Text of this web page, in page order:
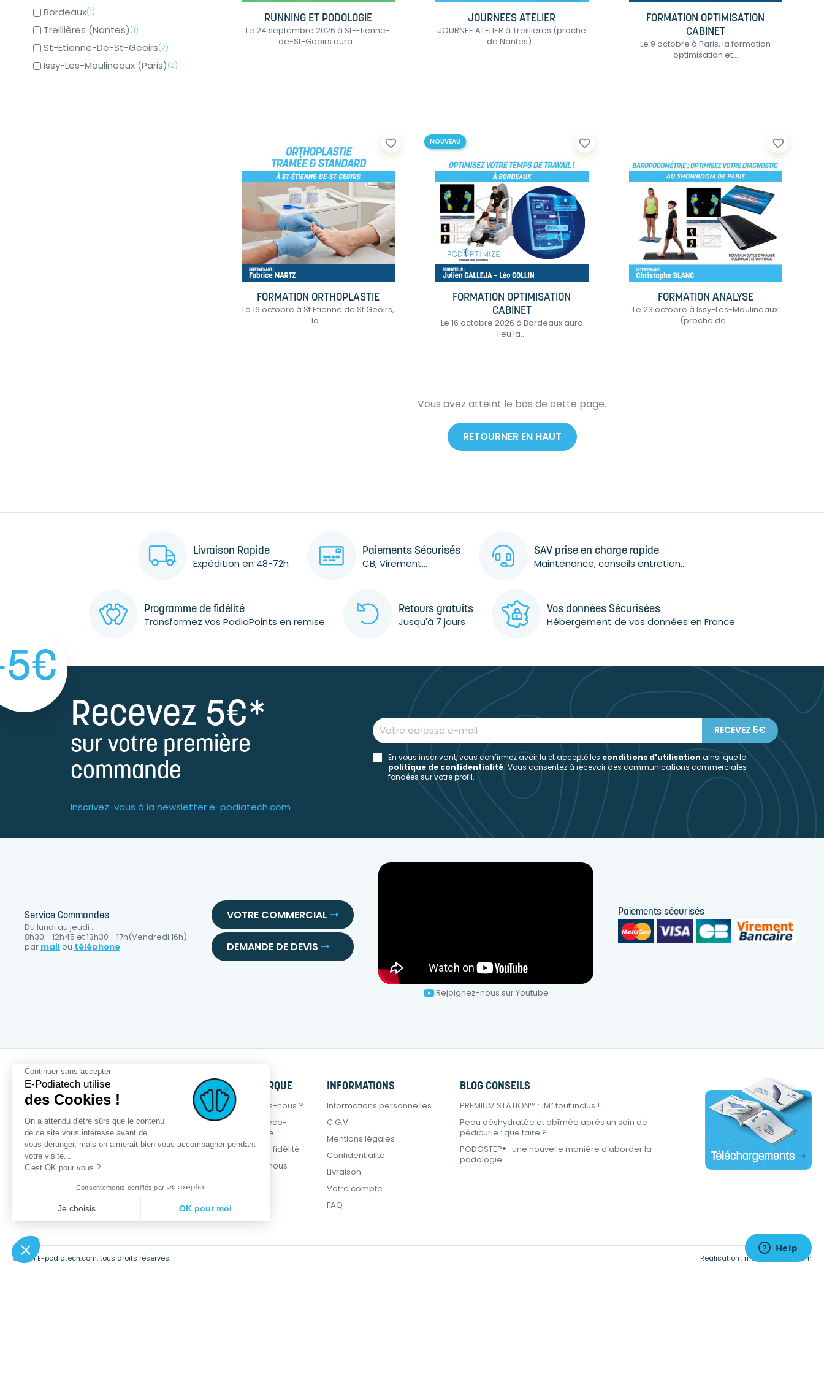
Bordeaux(1)
Treillières (Nantes)(1)
St-Etienne-De-St-Geoirs(2)
Issy-Les-Moulineaux (Paris)(2)
RUNNING ET PODOLOGIE
Le 24 septembre 2026 à St-Etienne-
de-St-Geoirs aura...
JOURNEES ATELIER
JOURNEE ATELIER à Treillières (proche
de Nantes)...
FORMATION OPTIMISATION
CABINET
Le 9 octobre à Paris, la formation
optimisation et...
favorite_border
FORMATION ORTHOPLASTIE
Le 16 octobre à St Etienne de St Geoirs,
la...
favorite_border
FORMATION OPTIMISATION
CABINET
Le 16 octobre 2026 à Bordeaux aura
lieu la...
NOUVEAU favorite_border
FORMATION ANALYSE
Le 23 octobre à Issy-Les-Moulineaux
(proche de...
Vous avez atteint le bas de cette page.
RETOURNER EN HAUT
Livraison Rapide
Expédition en 48-72h
Paiements Sécurisés
CB, Virement...
SAV prise en charge rapide
Maintenance, conseils entretien...
Programme de fidélité
Transformez vos PodiaPoints en remise
Retours gratuits
Jusqu'à 7 jours
Vos données Sécurisées
Hébergement de vos données en France
Recevez 5€*
sur votre première
commande
Inscrivez-vous à la newsletter e-podiatech.com
En vous inscrivant, vous confirmez avoir lu et accepté les conditions d'utilisation ainsi que la
politique de confidentialité. Vous consentez à recevoir des communications commerciales
fondées sur votre profil.
Service Commandes
Du lundi au jeudi :
8h30 - 12h45 et 13h30 - 17h(Vendredi 16h)
par mail ou téléphone
VOTRE COMMERCIAL
DEMANDE DE DEVIS
Rejoignez-nous sur Youtube
Paiements sécurisés
SERVICES
OPCT® Factory
Services +
Service métier
Podia-Finder
Formations
Nouveaux produits
Meilleures ventes
Promotions
NOTRE MARQUE
Qui sommes-nous ?
Démarche éco-
responsable
Programme fidélité
Contactez-nous
INFORMATIONS
Informations personnelles
C.G.V.
Mentions légales
Confidentialité
Livraison
Votre compte
FAQ
BLOG CONSEILS
PREMIUM STATION™ : 1M² tout inclus !
Peau déshydratée et abîmée après un soin de
pédicurie : que faire ?
PODOSTEP® : une nouvelle manière d’aborder la
podologie
© 2021 E-podiatech.com, tous droits réservés. Réalisation : meta-creation.com
Continuer sans accepter
E-Podiatech utilise
des Cookies !
On a attendu d'être sûrs que le contenu
de ce site vous intéresse avant de
vous déranger, mais on aimerait bien vous accompagner pendant
votre visite...
C'est OK pour vous ?
Consentements certifiés par
Je choisis OK pour moi
Notre plateforme vous permet d'adapter et de gérer vos paramètres de confidentialité, en garantissant la conformité avec les réglementations. Personnalisez vos préférences pour contrôler la manière